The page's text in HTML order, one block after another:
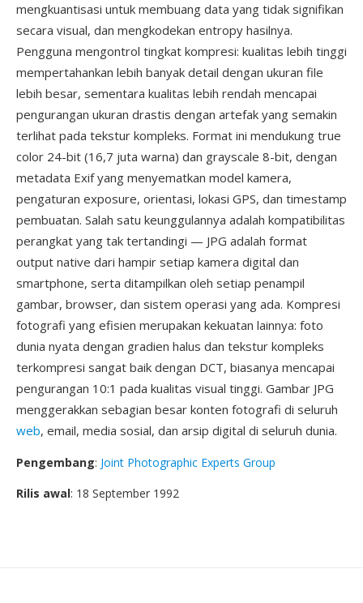
mengkuantisasi untuk membuang data yang tidak signifikan
secara visual, dan mengkodekan entropy hasilnya.
Pengguna mengontrol tingkat kompresi: kualitas lebih tinggi
mempertahankan lebih banyak detail dengan ukuran file
lebih besar, sementara kualitas lebih rendah mencapai
pengurangan ukuran drastis dengan artefak yang semakin
terlihat pada tekstur kompleks. Format ini mendukung true
color 24-bit (16,7 juta warna) dan grayscale 8-bit, dengan
metadata Exif yang menyematkan model kamera,
pengaturan exposure, orientasi, lokasi GPS, dan timestamp
pembuatan. Salah satu keunggulannya adalah kompatibilitas
perangkat yang tak tertandingi — JPG adalah format
output native dari hampir setiap kamera digital dan
smartphone, serta ditampilkan oleh setiap penampil
gambar, browser, dan sistem operasi yang ada. Kompresi
fotografi yang efisien merupakan kekuatan lainnya: foto
dunia nyata dengan gradien halus dan tekstur kompleks
terkompresi sangat baik dengan DCT, biasanya mencapai
pengurangan 10:1 pada kualitas visual tinggi. Gambar JPG
menggerakkan sebagian besar konten fotografi di seluruh
web, email, media sosial, dan arsip digital di seluruh dunia.
Pengembang: Joint Photographic Experts Group
Rilis awal: 18 September 1992